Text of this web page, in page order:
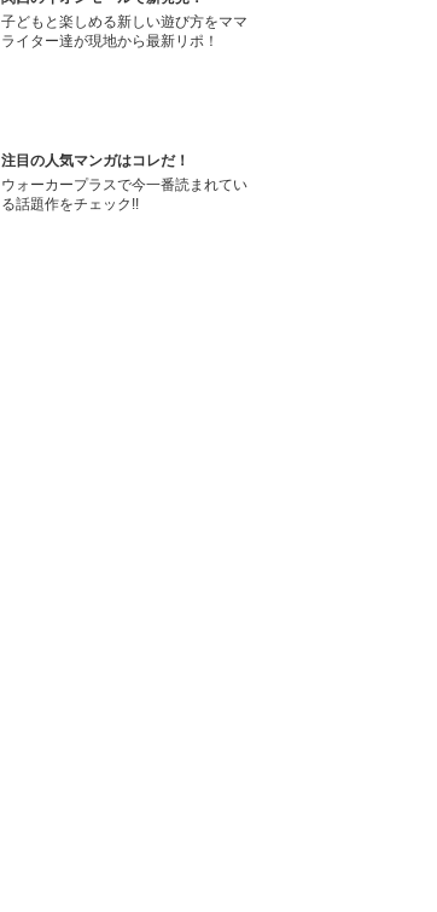
子どもと楽しめる新しい遊び方をママ
ライター達が現地から最新リポ！
注目の人気マンガはコレだ！
ウォーカープラスで今一番読まれてい
る話題作をチェック!!